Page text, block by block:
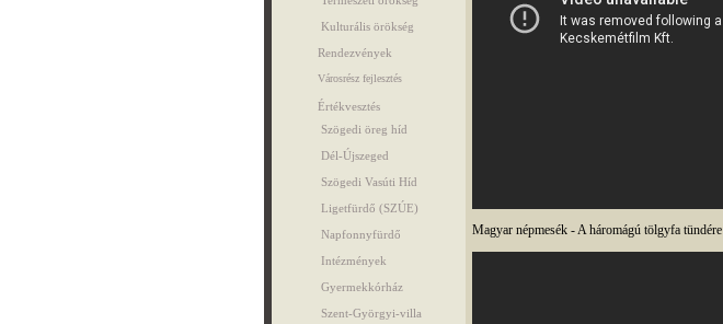
Kulturális örökség
Rendezvények
Városrész fejlesztés
Értékvesztés
Szögedi öreg híd
Dél-Újszeged
Szögedi Vasúti Híd
Ligetfürdő (SZÚE)
Napfonnyfürdő
Intézmények
Gyermekkórház
Szent-Györgyi-villa
Magyar népmesék - A háromágú tölgyfa tündére